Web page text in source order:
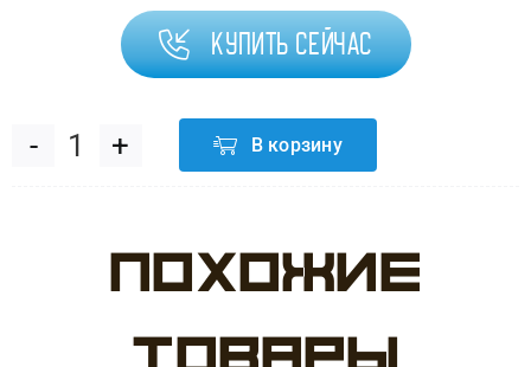
Купить сейчас
Количество
Шар
В корзину
Похожие